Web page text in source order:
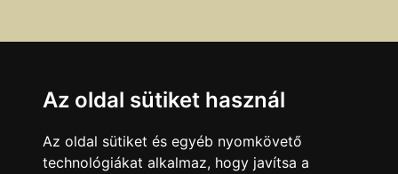
Az oldal sütiket használ
Az oldal sütiket és egyéb nyomkövető
technológiákat alkalmaz, hogy javítsa a